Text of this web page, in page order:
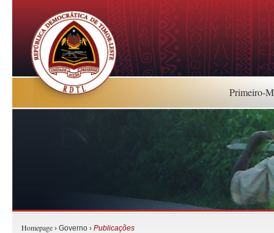
Primeiro-
Homepage › Governo › Publicações